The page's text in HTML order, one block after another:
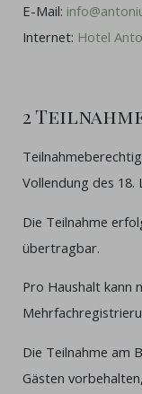
E-Mail:
Internet: Hotel
2
Vollendung des 18.
Die Teilnahme
übertragbar.
Pro Haushalt kann
Die Teilnahme am
Gästen